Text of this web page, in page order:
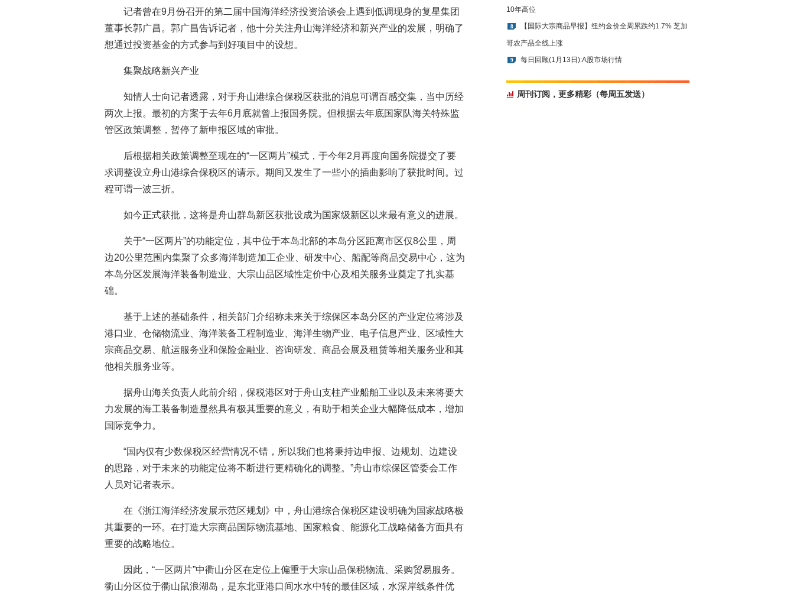
记者曾在9月份召开的第二届中国海洋经济投资洽谈会上遇到低调现身的复星集团
董事长郭广昌。郭广昌告诉记者，他十分关注舟山海洋经济和新兴产业的发展，明确了
想通过投资基金的方式参与到好项目中的设想。
集聚战略新兴产业
知情人士向记者透露，对于舟山港综合保税区获批的消息可谓百感交集，当中历经
两次上报。最初的方案于去年6月底就曾上报国务院。但根据去年底国家队海关特殊监
管区政策调整，暂停了新申报区域的审批。
后根据相关政策调整至现在的“一区两片”模式，于今年2月再度向国务院提交了要
求调整设立舟山港综合保税区的请示。期间又发生了一些小的插曲影响了获批时间。过
程可谓一波三折。
如今正式获批，这将是舟山群岛新区获批设成为国家级新区以来最有意义的进展。
关于“一区两片”的功能定位，其中位于本岛北部的本岛分区距离市区仅8公里，周
边20公里范围内集聚了众多海洋制造加工企业、研发中心、船配等商品交易中心，这为
本岛分区发展海洋装备制造业、大宗山品区域性定价中心及相关服务业奠定了扎实基
础。
基于上述的基础条件，相关部门介绍称未来关于综保区本岛分区的产业定位将涉及
港口业、仓储物流业、海洋装备工程制造业、海洋生物产业、电子信息产业、区域性大
宗商品交易、航运服务业和保险金融业、咨询研发、商品会展及租赁等相关服务业和其
他相关服务业等。
据舟山海关负责人此前介绍，保税港区对于舟山支柱产业船舶工业以及未来将要大
力发展的海工装备制造显然具有极其重要的意义，有助于相关企业大幅降低成本，增加
国际竞争力。
“国内仅有少数保税区经营情况不错，所以我们也将秉持边申报、边规划、边建设
的思路，对于未来的功能定位将不断进行更精确化的调整。”舟山市综保区管委会工作
人员对记者表示。
在《浙江海洋经济发展示范区规划》中，舟山港综合保税区建设明确为国家战略极
其重要的一环。在打造大宗商品国际物流基地、国家粮食、能源化工战略储备方面具有
重要的战略地位。
因此，“一区两片”中衢山分区在定位上偏重于大宗山品保税物流、采购贸易服务。
衢山分区位于衢山鼠浪湖岛，是东北亚港口间水水中转的最佳区域，水深岸线条件优
10年高位
8 【国际大宗商品早报】纽约金价全周累跌约1.7% 芝加
哥农产品全线上涨
9 每日回顾(1月13日):A股市场行情
周刊订阅，更多精彩（每周五发送）